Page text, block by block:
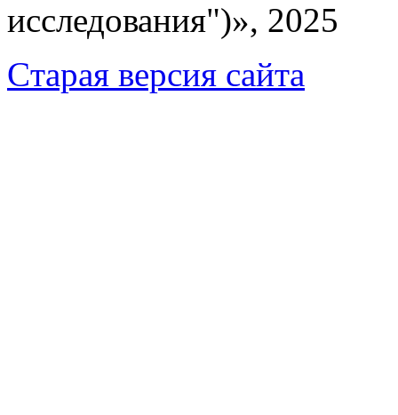
исследования")», 2025
Cтарая версия сайта